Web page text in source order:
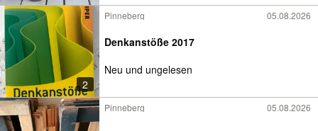
2
Pinneberg 05.08.2026
Denkanstöße 2017
Neu und ungelesen
Pinneberg 05.08.2026